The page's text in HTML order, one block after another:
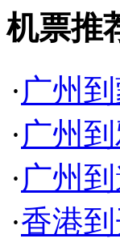
机票推
·广州
·广州
·广州
·香港